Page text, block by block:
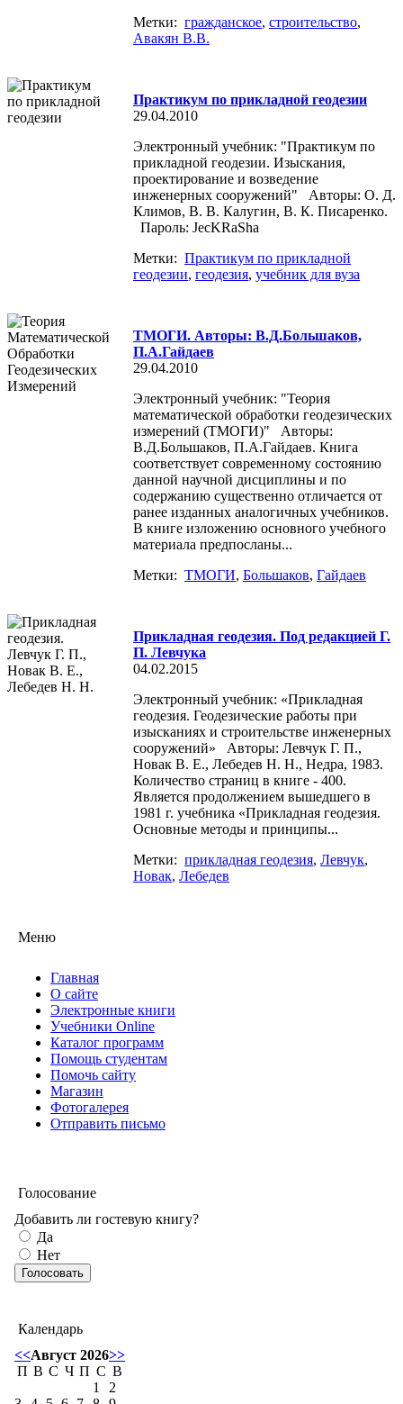
Метки: гражданское, строительство,
Авакян В.В.
Практикум по прикладной геодезии
29.04.2010
Электронный учебник: "Практикум по
прикладной геодезии. Изыскания,
проектирование и возведение
инженерных сооружений" Авторы: О. Д.
Климов, В. В. Калугин, В. К. Писаренко.
Пароль: JecKRaSha
Метки: Практикум по прикладной
геодезии, геодезия, учебник для вуза
ТМОГИ. Авторы: В.Д.Большаков,
П.А.Гайдаев
29.04.2010
Электронный учебник: "Теория
математической обработки геодезических
измерений (ТМОГИ)" Авторы:
В.Д.Большаков, П.А.Гайдаев. Книга
соответствует современному состоянию
данной научной дисциплины и по
содержанию существенно отличается от
ранее изданных аналогичных учебников.
В книге изложению основного учебного
материала предпосланы...
Метки: ТМОГИ, Большаков, Гайдаев
Прикладная геодезия. Под редакцией Г.
П. Левчука
04.02.2015
Электронный учебник: «Прикладная
геодезия. Геодезические работы при
изысканиях и строительстве инженерных
сооружений» Авторы: Левчук Г. П.,
Новак В. Е., Лебедев Н. Н., Недра, 1983.
Количество страниц в книге - 400.
Является продолжением вышедшего в
1981 г. учебника «Прикладная геодезия.
Основные методы и принципы...
Метки: прикладная геодезия, Левчук,
Новак, Лебедев
Меню
Главная
О сайте
Электронные книги
Учебники Online
Каталог программ
Помощь студентам
Помочь сайту
Магазин
Фотогалерея
Отправить письмо
Голосование
Добавить ли гостевую книгу?
Да
Нет
Календарь
<<Август 2026>>
П В С Ч П С В
1
2